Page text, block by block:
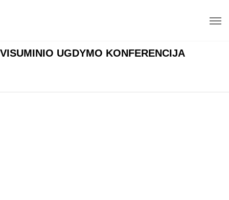
VISUMINIO UGDYMO KONFERENCIJA